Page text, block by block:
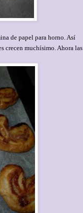
de papel para horno. Así
crecen muchísimo. Ahora las